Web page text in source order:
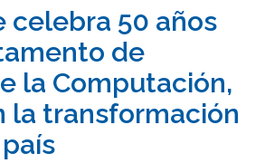
Funcionarias/os
Egresadas/os
celebra 50 años
de
la Computación,
la transformación